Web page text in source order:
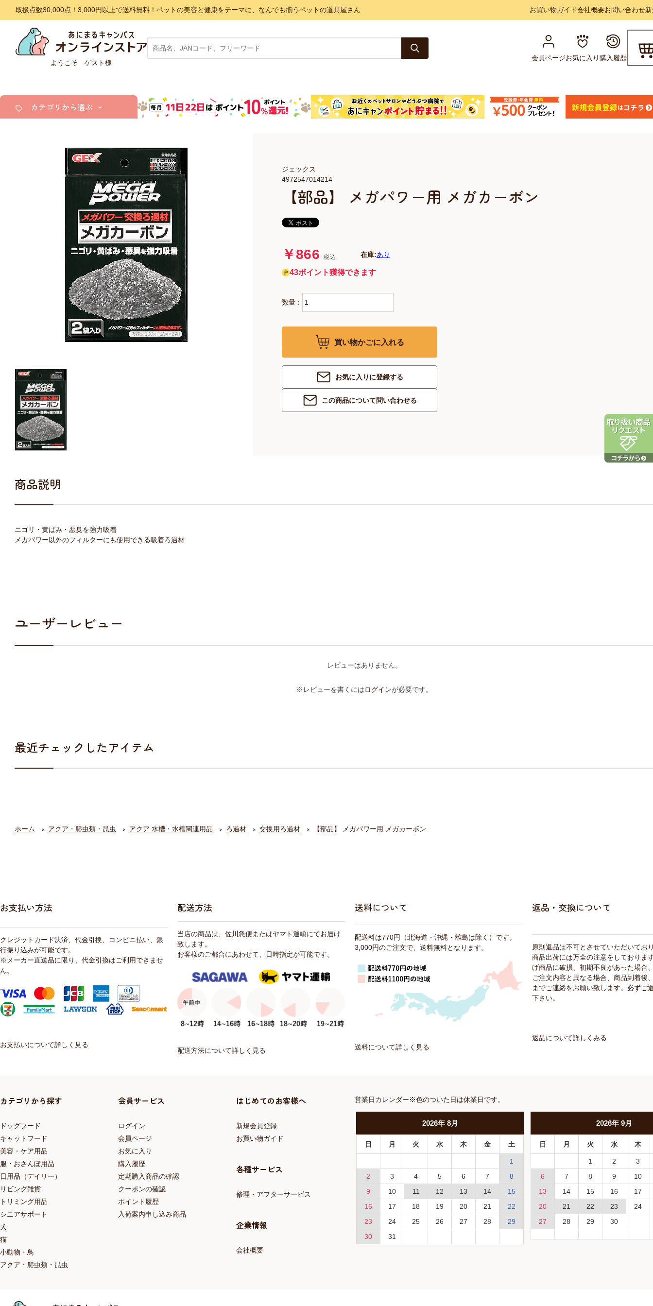
取扱点数30,000点！3,000円以上で送料無料！ペットの美容と健康をテーマに、なんでも揃うペットの道具屋さん お買い物ガイド会社概要お問い合わせ
ようこそ ゲスト様
会員ページお気に入り購入履歴
カテゴリから選ぶ
アクア・爬虫類・昆虫
服・おさんぽ用品
トリマーグッズ
シニアサポート
【部品】 メガパワー用 メガカーボン
4972547014214
ジェックス
￥866 税込 在庫:あり
43ポイント獲得できます
数量：
買い物かごに入れる
お気に入りに登録する
この商品について問い合わせる
商品説明
ニゴリ・黄ばみ・悪臭を強力吸着
メガパワー以外のフィルターにも使用できる吸着ろ過材
ユーザーレビュー
レビューはありません。
※レビューを書くにはログインが必要です。
最近チェックしたアイテム
ホーム アクア・爬虫類・昆虫 アクア 水槽・水槽関連用品 ろ過材 交換用ろ過材 【部品】 メガパワー用 メガカーボン
お支払い方法
クレジットカード決済、代金引換、コンビニ払い、銀
行振り込みが可能です。
※メーカー直送品に限り、代金引換はご利用できませ
ん。
お支払いについて詳しく見る
配送方法
当店の商品は、佐川急便またはヤマト運輸にてお届け
致します。
お客様のご都合にあわせて、日時指定が可能です。
配送方法について詳しく見る
送料について
配送料は770円（北海道・沖縄・離島は除く）です。
3,000円のご注文で、送料無料となります。
送料について詳しく見る
返品・交換について
原則返品は不可とさせていただいてお
商品出荷には万全の注意をしておりま
げ商品に破損、初期不良があった場合
ご注文内容と異なる場合、商品到着後
までご連絡をお願い致します。必ずご
下さい。
返品について詳しくみる
カテゴリから探す
ドッグフード
キャットフード
美容・ケア用品
服・おさんぽ用品
日用品（デイリー）
リビング雑貨
トリミング用品
シニアサポート
犬
猫
小動物・鳥
アクア・爬虫類・昆虫
会員サービス
ログイン
会員ページ
お気に入り
購入履歴
定期購入商品の確認
クーポンの確認
ポイント履歴
入荷案内申し込み商品
はじめてのお客様へ
新規会員登録
お買い物ガイド
各種サービス
修理・アフターサービス
企業情報
会社概要
営業日カレンダー※色のついた日は休業日です。
2026年 8月
日 月 火 水 木 金 土
1
2
3 4 5 6 7
8
9
10 11 12 13 14
15
16
17 18 19 20 21
22
23
24 25 26 27 28
29
30
31
2026年9月
日 月 火 水 木
1 2
3
6
7 8 9
10
13
14 15 16
17
20
21 22 23
24
27
28 29 30